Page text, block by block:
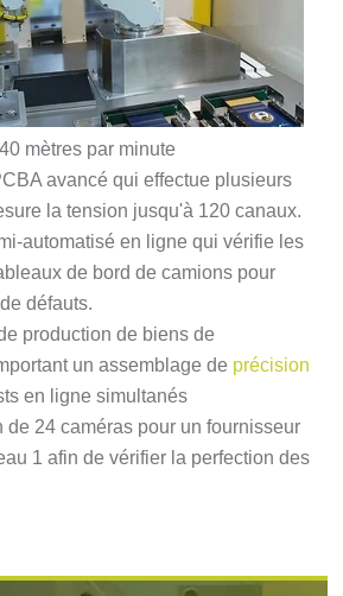
mètres par minute
avancé qui effectue plusieurs
la tension jusqu'à 120 canaux.
automatisé en ligne qui vérifie les
de bord de camions pour
défauts.
production de biens de
un assemblage de précision
en ligne simultanés
de 24 caméras pour un fournisseur
1 afin de vérifier la perfection des